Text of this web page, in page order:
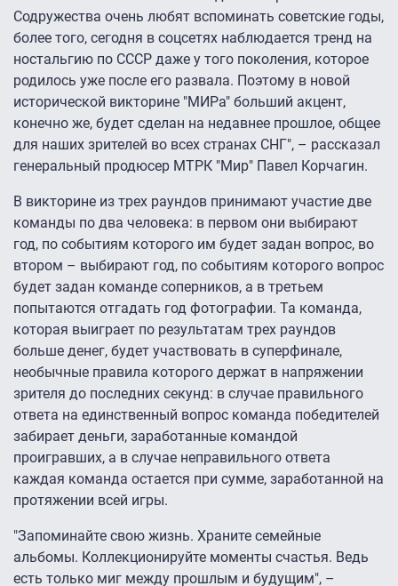
Содружества очень любят вспоминать советские годы,
более того, сегодня в соцсетях наблюдается тренд на
ностальгию по СССР даже у того поколения, которое
родилось уже после его развала. Поэтому в новой
исторической викторине "МИРа" больший акцент,
конечно же, будет сделан на недавнее прошлое, общее
для наших зрителей во всех странах СНГ", – рассказал
генеральный продюсер МТРК "Мир" Павел Корчагин.
В викторине из трех раундов принимают участие две
команды по два человека: в первом они выбирают
год, по событиям которого им будет задан вопрос, во
втором – выбирают год, по событиям которого вопрос
будет задан команде соперников, а в третьем
попытаются отгадать год фотографии. Та команда,
которая выиграет по результатам трех раундов
больше денег, будет участвовать в суперфинале,
необычные правила которого держат в напряжении
зрителя до последних секунд: в случае правильного
ответа на единственный вопрос команда победителей
забирает деньги, заработанные командой
проигравших, а в случае неправильного ответа
каждая команда остается при сумме, заработанной на
протяжении всей игры.
"Запоминайте свою жизнь. Храните семейные
альбомы. Коллекционируйте моменты счастья. Ведь
есть только миг между прошлым и будущим", –